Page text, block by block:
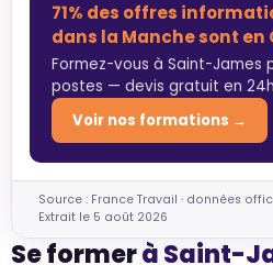
71% des offres
dans la Manche sont en
Formez-vous à Saint-James
postes — devis gratuit en
Voir nos formations →
Source : France Travail · données
Extrait le 5 août 2026
Se formerà Saint-